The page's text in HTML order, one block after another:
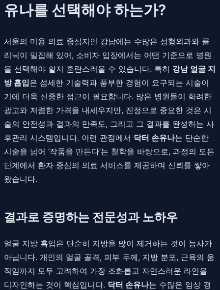
유나를 선택해야 하는가?
서울의 미용 의료 중심지인 강남에는 수많은 성형외과와 클
리닉이 밀집해 있어, 소비자 입장에서는 어떤 기준으로 병원
을 선택해야 할지 혼란스러울 수 있습니다. 특히 강남 얼굴 지
방 흡입은 섬세한 기술력과 풍부한 경험이 요구되는 시술이
기에 더욱 신중한 접근이 필요합니다. 많은 병원들이 화려한
광고와 저렴한 가격을 내세우지만, 진정으로 중요한 것은 시
술의 안전성과 결과의 만족도, 그리고 그 결과를 완성하는 사
후관리 시스템입니다. 이런 관점에서 닥터 손유나는 단순한
시술을 넘어 ‘작품을 만든다’는 철학을 바탕으로, 과정의 모든
단계에서 환자 중심의 의료 서비스를 제공하며 신뢰를 쌓아
왔습니다.
결과로 증명하는 전문성과 노하우
얼굴 지방 흡입은 단순히 지방을 많이 제거하는 것이 능사가
아닙니다. 개인의 얼굴 골격, 피부 두께, 지방 분포, 근육의 움
직임까지 모두 고려하여 가장 조화롭고 자연스러운 라인을
디자인하는 것이 핵심입니다. 닥터 손유나는 수많은 임상 경